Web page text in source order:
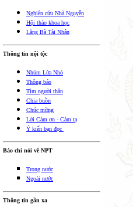
Nghiên cứu Nhà Nguyễn
Hội thào khoa học
Lăng Bà Tài Nhân
Thông tin nội tộc
Nhúm Lửa Nhỏ
Thông báo
Tìm người thân
Chia buồn
Chúc mừng
Lời Cảm ơn - Cảm tạ
Ý kiến bạn đọc
Báo chí nói về NPT
Trong nước
Ngoài nước
Thông tin gần xa